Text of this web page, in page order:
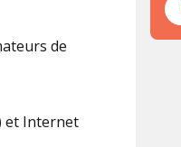
de
et Internet